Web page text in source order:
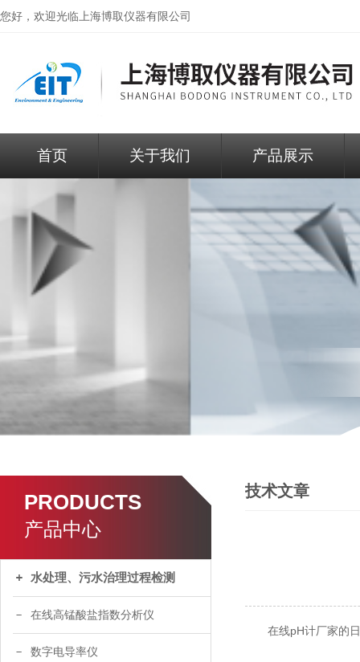
您好，欢迎光临上海博取仪器有限公司
首页 关于我们 产品展示
PRODUCTS
产品中心
水处理、污水治理过程检测
在线高锰酸盐指数分析仪
数字电导率仪
技术文章
在线pH计厂家的日